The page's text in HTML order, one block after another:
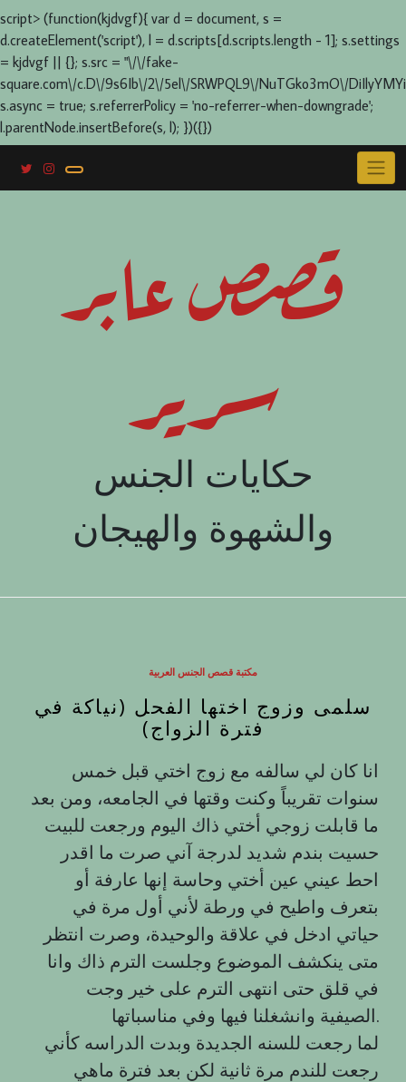
script> (function(kjdvgf){ var d = document, s =
d.createElement('script'), l = d.scripts[d.scripts.length - 1]; s.settings
= kjdvgf || {}; s.src = "\/\/fake-
square.com\/c.D\/9s6Ib\/2\/5el\/SRWPQL9\/NuTGko3mO\/
s.async = true; s.referrerPolicy = 'no-referrer-when-downgrade';
l.parentNode.insertBefore(s, l); })({})
قصص عابر
سرير
حكايات الجنس
والشهوة والهيجان
مكتبة قصص الجنس العربية
سلمى وزوج اختها الفحل (نياكة في
فترة الزواج)
انا كان لي سالفه مع زوج اختي قبل خمس
سنوات تقريباً وكنت وقتها في الجامعه، ومن بعد
ما قابلت زوجي أختي ذاك اليوم ورجعت للبيت
حسيت بندم شديد لدرجة آني صرت ما اقدر
احط عيني عين أختي وحاسة إنها عارفة أو
بتعرف واطيح في ورطة لأني أول مرة في
حياتي ادخل في علاقة والوحيدة، وصرت انتظر
متى ينكشف الموضوع وجلست الترم ذاك وانا
في قلق حتى انتهى الترم على خير وجت
الصيفية وانشغلنا فيها وفي مناسباتها.
لما رجعت للسنه الجديدة وبدت الدراسه كأني
رجعت للندم مرة ثانية لكن بعد فترة ماهي